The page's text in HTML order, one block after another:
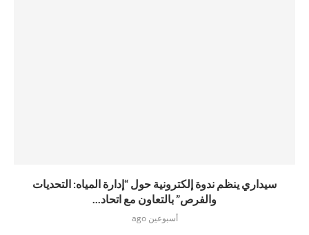
سيداري ينظم ندوة إلكترونية حول “إدارة المياه: التحديات
والفرص” بالتعاون مع اتحاد...
أسبوعين ago